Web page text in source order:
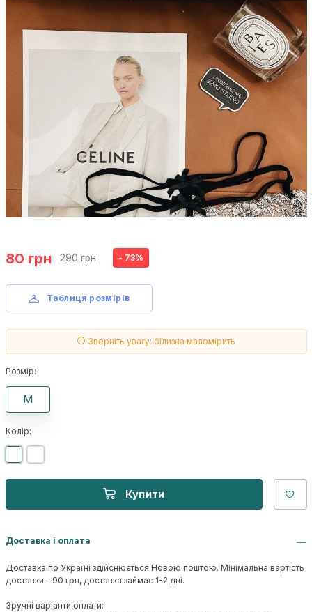
80 грн 290 грн - 73%
Таблиця розмірів
Зверніть увагу: білизна маломірить
Розмір:
M
Колір:
Купити
Доставка і оплата
Доставка по Україні здійснюється Новою поштою. Мінімальна вартість
доставки – 90 грн, доставка займає 1-2 дні.
Зручні варіанти оплати: